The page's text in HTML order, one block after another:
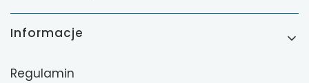
Informacje
Regulamin